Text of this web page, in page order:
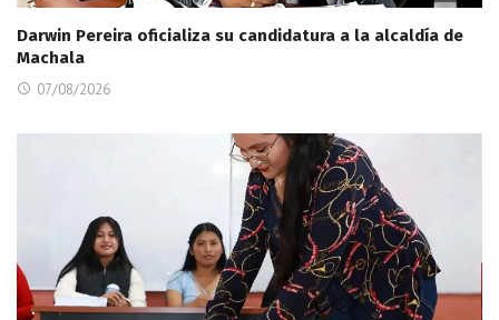
Darwin Pereira oficializa su candidatura a la alcaldía de
Machala
07/08/2026